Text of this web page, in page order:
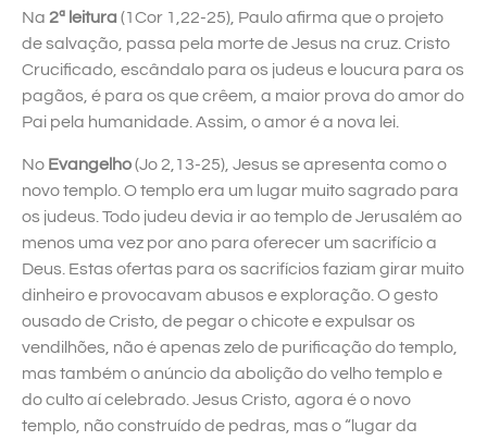
Na 2ª leitura (1Cor 1,22-25), Paulo afirma que o projeto
de salvação, passa pela morte de Jesus na cruz. Cristo
Crucificado, escândalo para os judeus e loucura para os
pagãos, é para os que crêem, a maior prova do amor do
Pai pela humanidade. Assim, o amor é a nova lei.
No Evangelho(Jo 2,13-25), Jesus se apresenta como o
novo templo. O templo era um lugar muito sagrado para
os judeus. Todo judeu devia ir ao templo de Jerusalém ao
menos uma vez por ano para oferecer um sacrifício a
Deus. Estas ofertas para os sacrifícios faziam girar muito
dinheiro e provocavam abusos e exploração. O gesto
ousado de Cristo, de pegar o chicote e expulsar os
vendilhões, não é apenas zelo de purificação do templo,
mas também o anúncio da abolição do velho templo e
do culto aí celebrado. Jesus Cristo, agora é o novo
templo, não construído de pedras, mas o “lugar da